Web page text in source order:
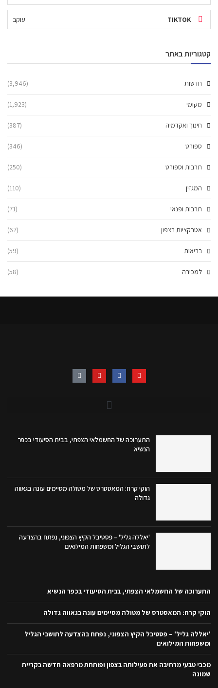
TIKTOK עוקב
קטגוריות באתר
חדשות (3,946)
מקומי (1,923)
חינוך ואקדמיה (387)
ספורט (346)
תרבות וספורט (250)
המגזין (110)
תרבות ופנאי (71)
אטרקציות בצפון (67)
בריאות (59)
למכירה (58)
התערוכה של החשמלאי הצפתי, בבית הסיעודי בכפר
הנשיא
הוקי קרח: המאסטרס של מטולה מסיימים עונה בגאווה
גדולה
'יאללה גליל' – פסטיבל הקיץ הצפוני, נפתח בהצדעה
לתושבי הגליל ומשפחות המילואים
התערוכה של החשמלאי הצפתי, בבית הסיעודי בכפר הנשיא
הוקי קרח: המאסטרס של מטולה מסיימים עונה בגאווה גדולה
'יאללה גליל' – פסטיבל הקיץ הצפוני, נפתח בהצדעה לתושבי הגליל
ומשפחות המילואים
מכבי טבעי מרחיבה את פעילותה בצפון ופותחת מרפאה חדשה בקריית
שמונה